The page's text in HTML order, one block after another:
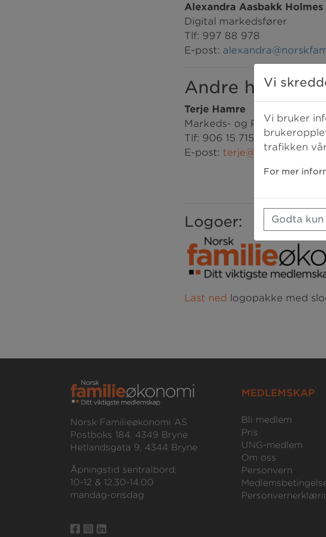
Alexandra Aasbakk Holmes
Digital markedsfører
Tlf: 997 88 978
E-post:
Andre
Terje Hamre
Markeds- og
Tlf: 906 15 715
E-post:
Logoer:
Last ned logopakke med
Norsk Familieøkonomi AS
Postboks 184, 4349 Bryne
Hetlandsgata 9, 4344 Bryne
Åpningstid sentralbord:
10-12 & 12.30-14.00
mandag-onsdag
MEDLEMSKAP
Bli medlem
Pris
UNG-medlem
Om oss
Personvern
Vi
Vi bruker
trafikken
For mer
Godta